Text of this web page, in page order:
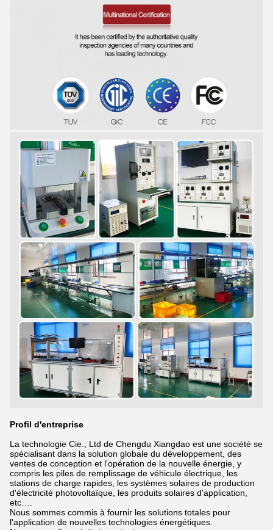
Profil d'entreprise
La technologie Cie., Ltd de Chengdu Xiangdao est une société se
spécialisant dans la solution globale du développement, des
ventes de conception et l'opération de la nouvelle énergie, y
compris les piles de remplissage de véhicule électrique, les
stations de charge rapides, les systèmes solaires de production
d'électricité photovoltaïque, les produits solaires d'application,
etc….
Nous sommes commis à fournir les solutions totales pour
l'application de nouvelles technologies énergétiques.